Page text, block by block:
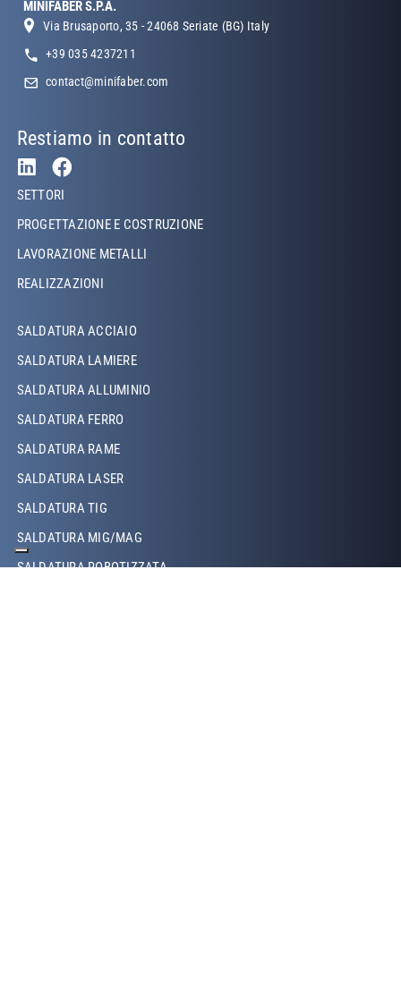
MINIFABER S.P.A.
Via Brusaporto, 35 - 24068 Seriate (BG) Italy
+39 035 4237211
contact@minifaber.com
Restiamo in contatto
Footer Left
SETTORI
PROGETTAZIONE E COSTRUZIONE
LAVORAZIONE METALLI
REALIZZAZIONI
Footer Left Middle
SALDATURA ACCIAIO
SALDATURA LAMIERE
SALDATURA ALLUMINIO
SALDATURA FERRO
SALDATURA RAME
SALDATURA LASER
SALDATURA TIG
SALDATURA MIG/MAG
SALDATURA ROBOTIZZATA